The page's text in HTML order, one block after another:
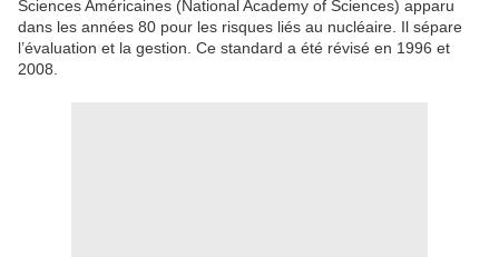
Sciences Américaines (National Academy of Sciences) apparu
dans les années 80 pour les risques liés au nucléaire. Il sépare
l’évaluation et la gestion. Ce standard a été révisé en 1996 et
2008.